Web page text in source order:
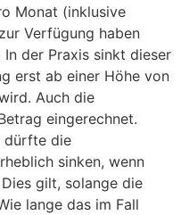
Monat (inklusive
Verfügung haben
In der Praxis sinkt dieser
erst ab einer Höhe von
Auch die
eingerechnet.
dürfte die
sinken, wenn
gilt, solange die
lange das im Fall